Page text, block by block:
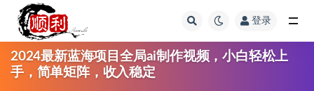
登录
2024最新蓝海项目全局ai制作视频，小白轻松上
手，简单矩阵，收入稳定
全部